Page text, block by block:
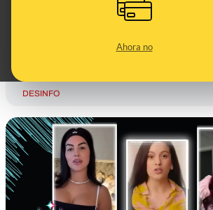
Ahora no
contabiliza en la cifra de
de afiliados" a las personas,
"situaciones de cotización"
DESINFO